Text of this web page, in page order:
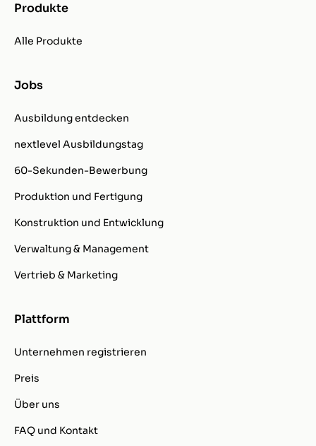
Produkte
Alle Produkte
Jobs
Ausbildung entdecken
nextlevel Ausbildungstag
60-Sekunden-Bewerbung
Produktion und Fertigung
Konstruktion und Entwicklung
Verwaltung & Management
Vertrieb & Marketing
Plattform
Unternehmen registrieren
Preis
Über uns
FAQ und Kontakt